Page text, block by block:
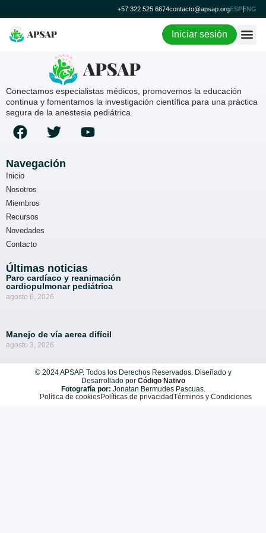
ESPENG
contacto@apsap.org
+57 322 525 6674
Iniciar sesión
Myriam Suárez
Lina Sarmiento
Conectamos especialistas médicos, promovemos la educación
continua y fomentamos la investigación científica para una práctica
segura de la anestesia pediátrica.
Navegación
Inicio
Nosotros
Miembros
Recursos
Novedades
Contacto
Últimas noticias
Paro cardíaco y reanimación
cardiopulmonar pediátrica
agosto 6, 2026
Manejo de vía aerea difícil​
agosto 3, 2026
© 2024 APSAP. Todos los Derechos Reservados. Diseñado y
Desarrollado por Código Nativo️
Fotografía por: Jonatan Bermudes Pascuas.
Política de cookiesPolíticas de privacidadTérminos y Condiciones